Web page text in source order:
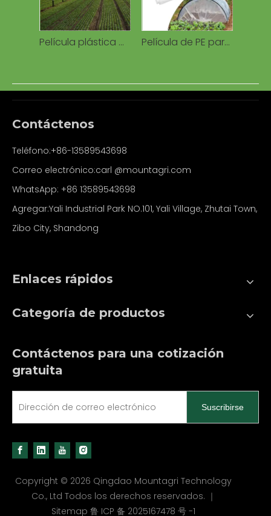
Película plástica del PE de la cubierta del polietileno del invernadero de 80-200 micrones para el tomate de la granja del arándano del invernadero Película de PE para invernadero agrícola película agrícola usada que cubre vegetales y flores
Contáctenos
Teléfono:+86-13589543698
Correo electrónico:carl @mountagri.com
WhatsApp: +86 13589543698
Agregar:Yali Industrial Park NO.101, Yali Village, Zhutai Town,
Zibo City, Shandong
Enlaces rápidos
Categoría de productos
Contáctenos para una cotización
gratuita
Suscribirse
Copyright © 2026 Qingdao Mountagri Technology
Co., Ltd Todos los derechos reservados. ｜
Sitemap 鲁 ICP 备 2025167478 号 -1